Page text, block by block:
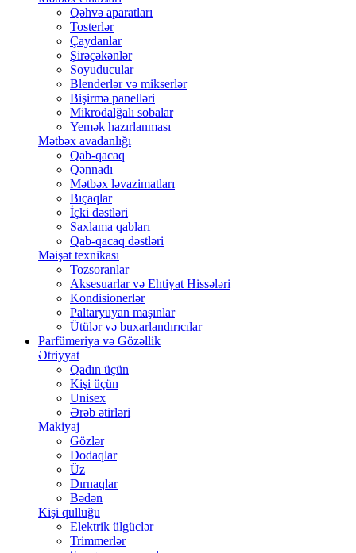
Qəhvə aparatları
Tosterlər
Çaydanlar
Şirəçəkənlər
Soyuducular
Blenderlər və mikserlər
Bişirmə panelləri
Mikrodalğalı sobalar
Yemək hazırlanması
Mətbəx avadanlığı
Qab-qacaq
Qənnadı
Mətbəx ləvazimatları
Bıçaqlar
İçki dəstləri
Saxlama qabları
Qab-qacaq dəstləri
Məişət texnikası
Tozsoranlar
Aksesuarlar və Ehtiyat Hissələri
Kondisionerlər
Paltaryuyan maşınlar
Ütülər və buxarlandırıcılar
Parfümeriya və Gözəllik
Ətriyyat
Qadın üçün
Kişi üçün
Unisex
Ərəb ətirləri
Makiyaj
Gözlər
Dodaqlar
Üz
Dırnaqlar
Bədən
Kişi qulluğu
Elektrik ülgüclər
Trimmerlər